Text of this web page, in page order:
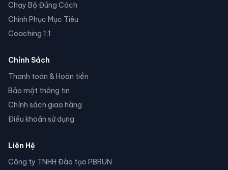
Chạy Bộ Đúng Cách
Chinh Phục Mục Tiêu
Coaching 1:1
Chính Sách
Thanh toán & Hoàn tiền
Bảo mật thông tin
Chính sách giao hàng
Điều khoản sử dụng
Liên Hệ
Công ty TNHH Đào tạo PBRUN